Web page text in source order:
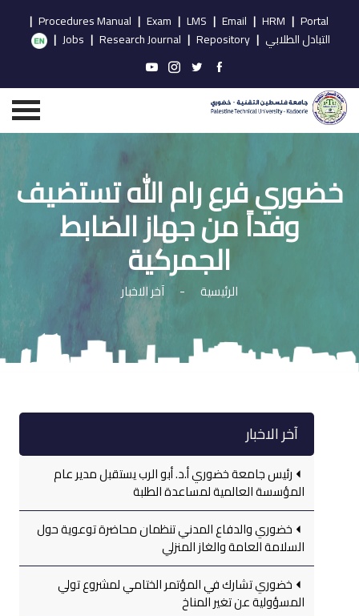
Portal
|
HRM
|
Email
|
LMS
|
Exam
|
Procedures Manual
|
التبادل الطلابي |
Repository
|
Research Journal
|
Jobs
|
خضوري فرع رام الله تستضيف
وفداً من جهاز الضابط
الجمركية
الرئيسية - آخر الاخبار
آخر الاخبار
رئيس جامعة خضوري أ.د. أبو الرب يستقبل مدير عام
المؤسسة العالمية لمساعدة الطلبة
خضوري والدفاع المدني تنظمان محاضرة توعوية حول
السلامة العامة والغاز المنزلي
خضوري تشارك في المؤتمر الختامي لمشروع تولي
المسؤولية عن تغير المناخ